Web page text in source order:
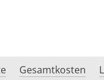
Gesamtkosten